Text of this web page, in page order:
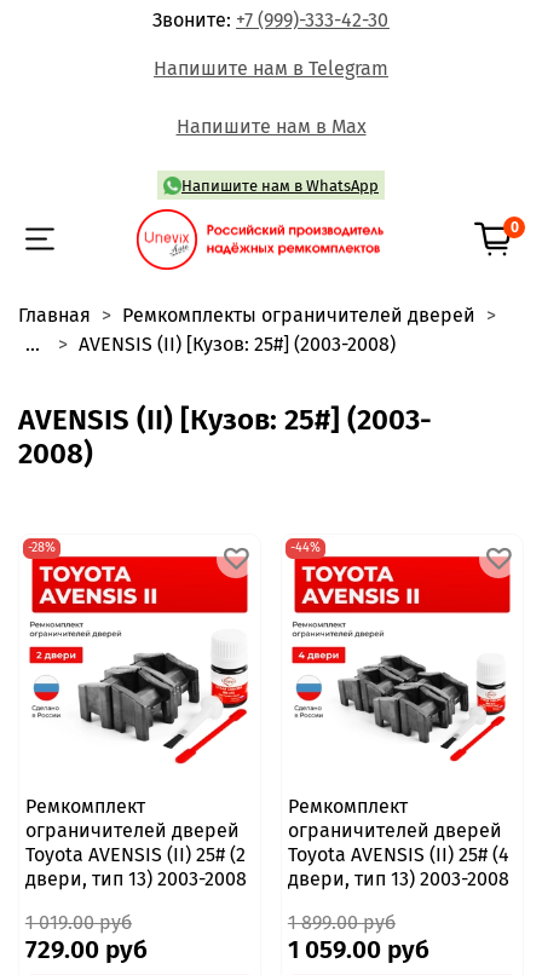
Звоните: +7 (999)-333-42-30
Напишите нам в Telegram
Напишите нам в Max
Напишите нам в WhatsApp
0
Главная
Ремкомплекты ограничителей дверей
...
AVENSIS (II) [Кузов: 25#] (2003-2008)
AVENSIS (II) [Кузов: 25#] (2003-
2008)
-28%
Ремкомплект
ограничителей дверей
Toyota AVENSIS (II) 25# (2
двери, тип 13) 2003-2008
1 019.00 руб
729.00 руб
-44%
Ремкомплект
ограничителей дверей
Toyota AVENSIS (II) 25# (4
двери, тип 13) 2003-2008
1 899.00 руб
1 059.00 руб